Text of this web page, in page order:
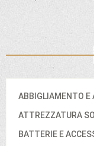
ABBIGLIAMENTO E
ATTREZZATURA
BATTERIE E